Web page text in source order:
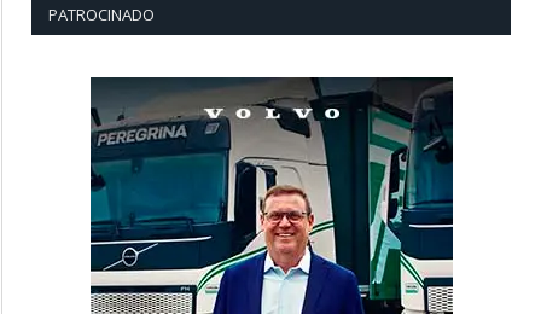
PATROCINADO